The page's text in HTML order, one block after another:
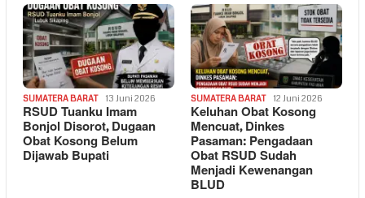
SUMATERA BARAT 13 Juni 2026
RSUD Tuanku Imam
Bonjol Disorot, Dugaan
Obat Kosong Belum
Dijawab Bupati
SUMATERA BARAT 12 Juni 2026
Keluhan Obat Kosong
Mencuat, Dinkes
Pasaman: Pengadaan
Obat RSUD Sudah
Menjadi Kewenangan
BLUD